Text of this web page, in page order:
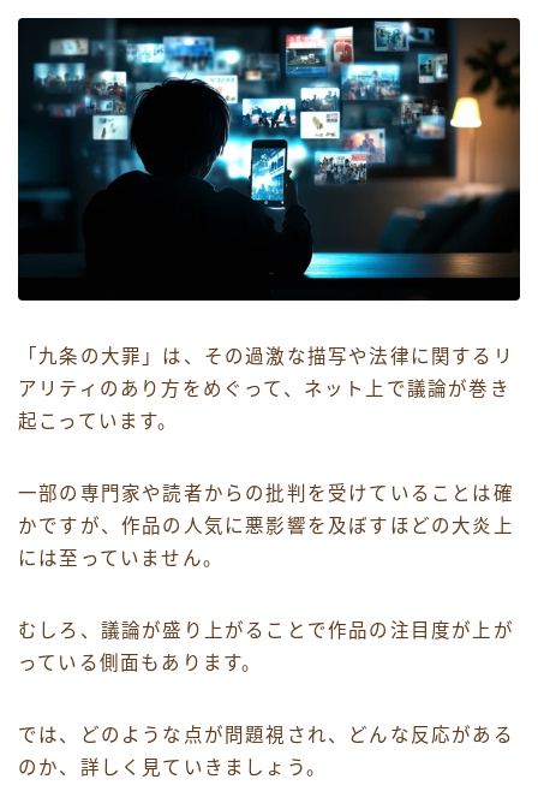
「九条の大罪」は、その過激な描写や法律に関するリ
アリティのあり方をめぐって、ネット上で議論が巻き
起こっています。
一部の専門家や読者からの批判を受けていることは確
かですが、作品の人気に悪影響を及ぼすほどの大炎上
には至っていません。
むしろ、議論が盛り上がることで作品の注目度が上が
っている側面もあります。
では、どのような点が問題視され、どんな反応がある
のか、詳しく見ていきましょう。